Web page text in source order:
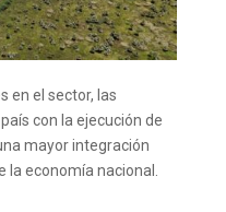
en el sector, las
con la ejecución de
mayor integración
la economía nacional.